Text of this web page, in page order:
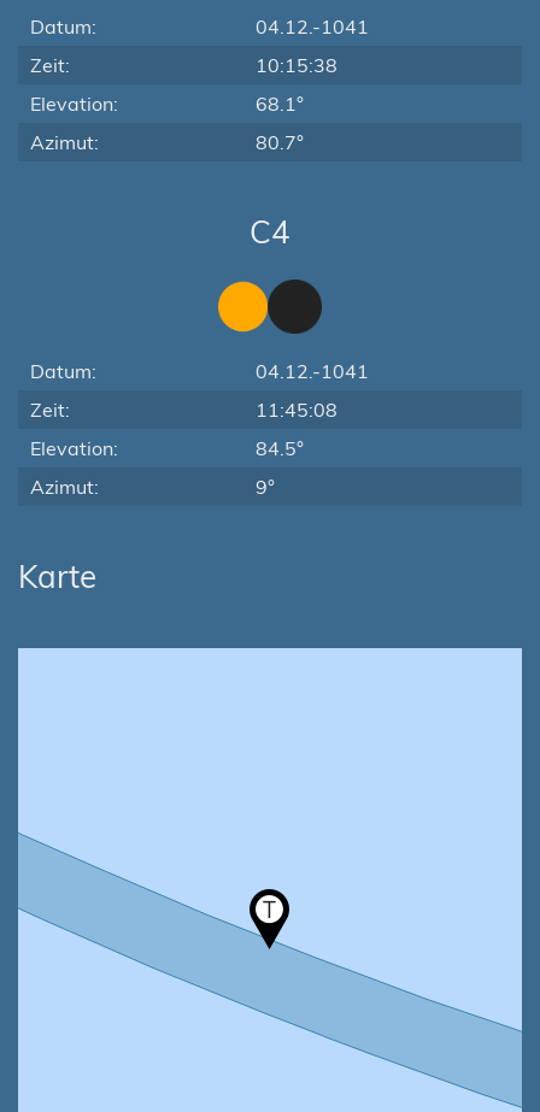
Datum:
04.12.-1041
Zeit:
10:15:38
Elevation:
68.1°
Azimut:
80.7°
C4
Datum:
04.12.-1041
Zeit:
11:45:08
Elevation:
84.5°
Azimut:
9°
Karte